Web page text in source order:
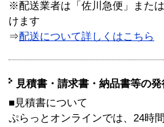
※配送業者は「佐川急便」また
けます
⇒配送について詳しくはこちら
見積書・請求書・納品書等の
■見積書について
ぷらっとオンラインでは、24時